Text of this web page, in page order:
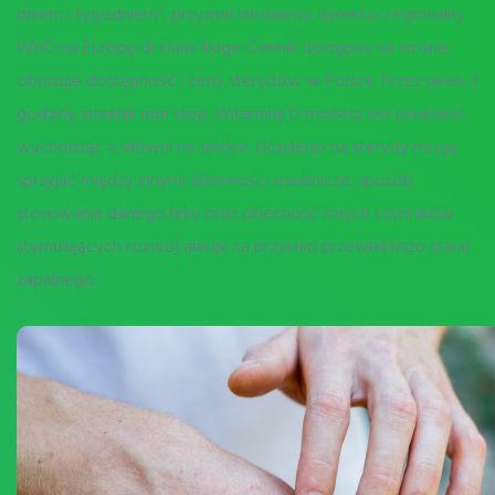
dniem i tygodniem”, przyznał niedawno dyrektor regionalny
WHO na Europę dr Hans Kluge. Cennik dostępny na stronie
obrazuje dostępność i ceny sterydów w Polsce. Przez jakies 3
godziny strzelali non stop. Witaminę D możesz też podnieść,
wychodząc z siłowni na słońce. Uczuleniu na sterydy mogą
sprzyjać między innymi skłonności osobnicze, sposób
stosowania danego leku oraz obecność innych czynników
stymulujących rozwój alergii na przykład przewlekłego stanu
zapalnego.